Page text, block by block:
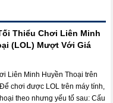
Thiểu Chơi Liên Minh
(LOL) Mượt Với Giá
Liên Minh Huyền Thoại trên
chơi được LOL trên máy tính,
theo nhưng yếu tố sau: Cấu